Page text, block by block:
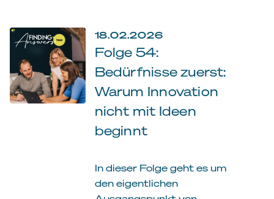
18.02.2026
Folge 54:
Bedürfnisse zuerst:
Warum Innovation
nicht mit Ideen
beginnt
In dieser Folge geht es um
den eigentlichen